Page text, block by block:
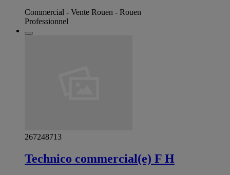
Commercial - Vente Rouen - Rouen
Professionnel
267248713
Technico commercial(e) F H